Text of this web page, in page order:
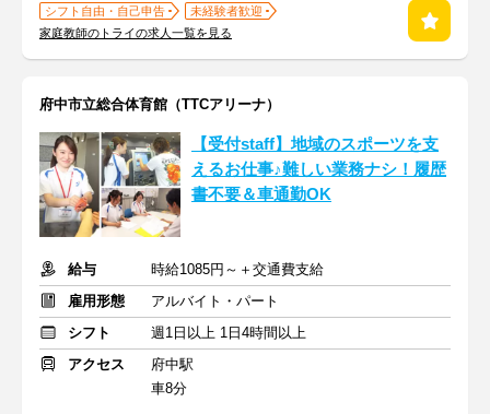
シフト自由・自己申告
未経験者歓迎
家庭教師のトライの求人一覧を見る
府中市立総合体育館（TTCアリーナ）
【受付staff】地域のスポーツを支
えるお仕事♪難しい業務ナシ！履歴
書不要＆車通勤OK
給与
時給1085円～＋交通費支給
雇用形態
アルバイト・パート
シフト
週1日以上 1日4時間以上
アクセス
府中駅
車8分